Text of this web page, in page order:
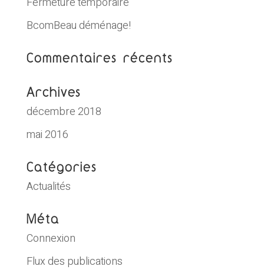
BcomBeau déménage!
Commentaires récents
Archives
décembre 2018
mai 2016
Catégories
Actualités
Méta
Connexion
Flux des publications